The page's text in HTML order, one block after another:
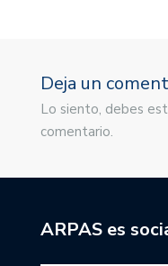
Deja un
Lo siento, debes
comentario.
ARPAS es